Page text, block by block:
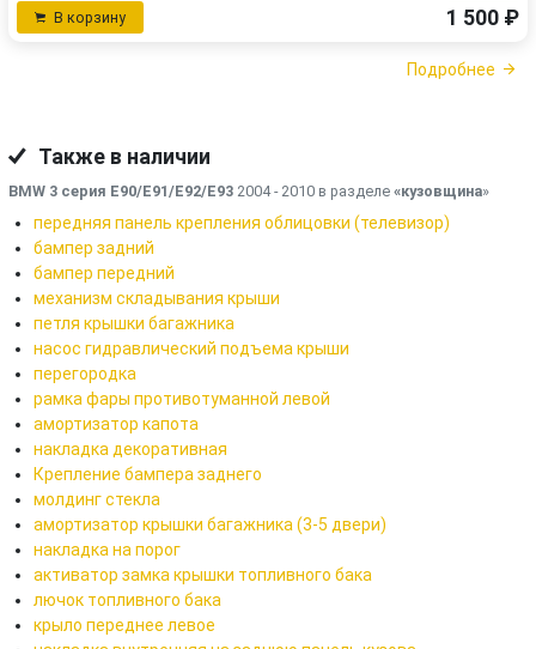
В корзину 1 500 ₽
Подробнее
Также в наличии
BMW 3 серия E90/E91/E92/E93 2004 - 2010 в разделе «кузовщина»
передняя панель крепления облицовки (телевизор)
бампер задний
бампер передний
механизм складывания крыши
петля крышки багажника
насос гидравлический подъема крыши
перегородка
рамка фары противотуманной левой
амортизатор капота
накладка декоративная
Крепление бампера заднего
молдинг стекла
амортизатор крышки багажника (3-5 двери)
накладка на порог
активатор замка крышки топливного бака
лючок топливного бака
крыло переднее левое